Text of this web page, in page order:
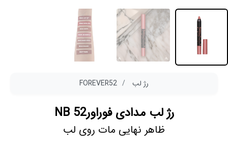
رژ لب FOREVER52
رژ لب مدادی فوراور52 NB
ظاهر نهایی مات روی لب